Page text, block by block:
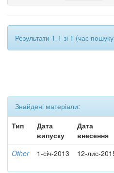
Результати 1-1 зі 1 (час
Знайдені матеріали:
Тип
Дата
випуску
Дата
внесення
Other 1-січ-2013 12-лис-